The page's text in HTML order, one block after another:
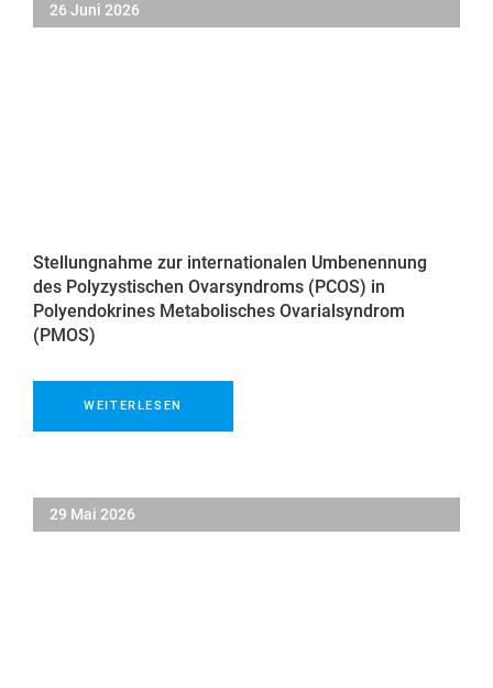
26 Juni 2026
Stellungnahme zur internationalen Umbenennung
des Polyzystischen Ovarsyndroms (PCOS) in
Polyendokrines Metabolisches Ovarialsyndrom
(PMOS)
WEITERLESEN
29 Mai 2026